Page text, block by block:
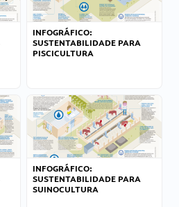
INFOGRÁFICO:
SUSTENTABILIDADE PARA
PISCICULTURA
INFOGRÁFICO:
SUSTENTABILIDADE PARA
SUINOCULTURA